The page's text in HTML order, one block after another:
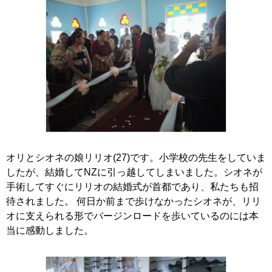
オリとシオネの娘リリオ(27)です。小学校の先生をしていま
したが、結婚してNZに引っ越してしまいました。シオネが
手術してすぐにリリオの結婚式が首都であり、私たちも招
待されました。 何日か前まで歩けなかったシオネが、リリ
オに支えられる形でバージンロードを歩いているのには本
当に感動しました。